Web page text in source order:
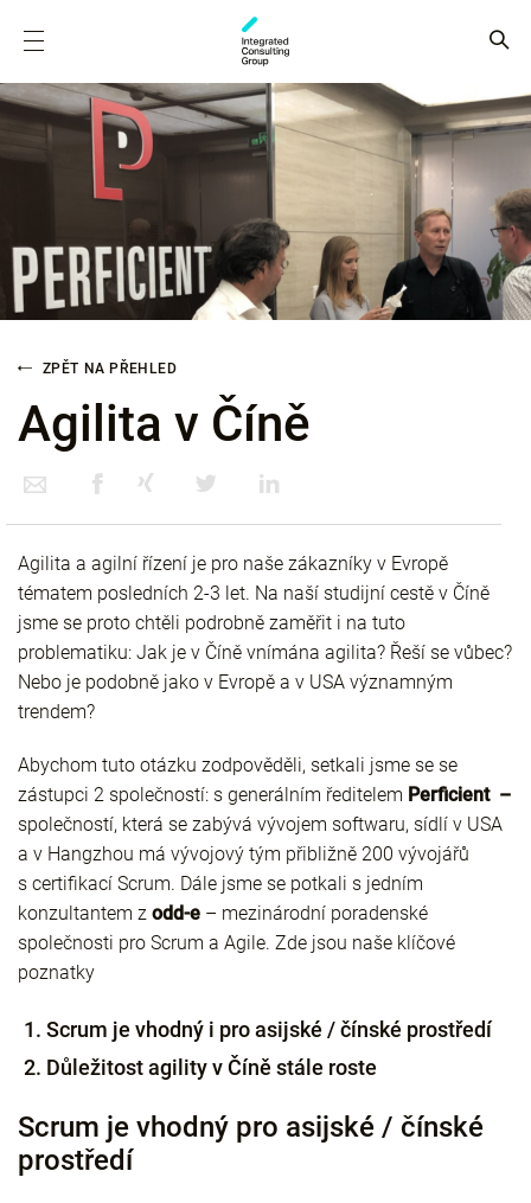
ZPĚT NA PŘEHLED
Agilita v Číně
Agilita a agilní řízení je pro naše zákazníky v Evropě
tématem posledních 2-3 let. Na naší studijní cestě v Číně
jsme se proto chtěli podrobně zaměřit i na tuto
problematiku: Jak je v Číně vnímána agilita? Řeší se vůbec?
Nebo je podobně jako v Evropě a v USA významným
trendem?
Abychom tuto otázku zodpověděli, setkali jsme se se
zástupci 2 společností: s generálním ředitelem Perficient –
společností, která se zabývá vývojem softwaru, sídlí v USA
a v Hangzhou má vývojový tým přibližně 200 vývojářů
s certifikací Scrum. Dále jsme se potkali s jedním
konzultantem z odd-e – mezinárodní poradenské
společnosti pro Scrum a Agile. Zde jsou naše klíčové
poznatky
Scrum je vhodný i pro asijské / čínské prostředí
Důležitost agility v Číně stále roste
Scrum je vhodný pro asijské / čínské
prostředí